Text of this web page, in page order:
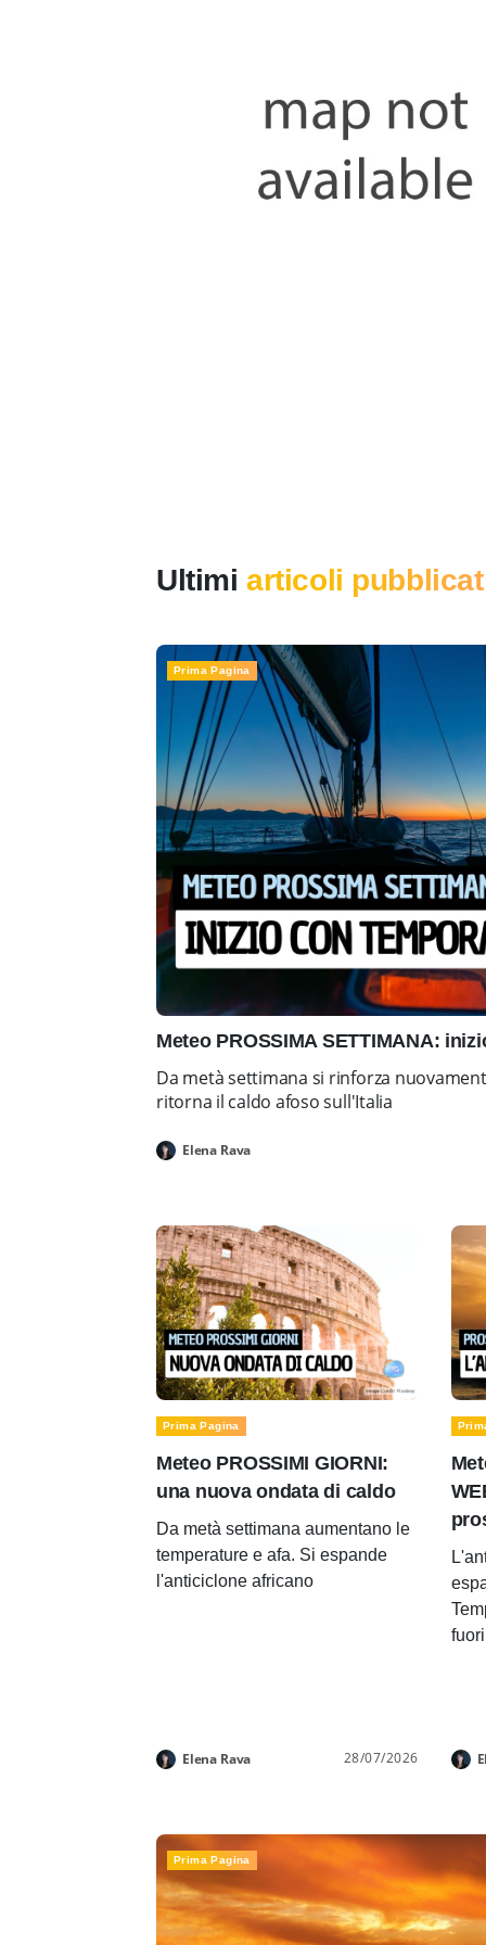
Ultimiarticoli
Prima Pagina
Meteo PROSSIMA SETTIMANA:
Da metà settimana si rinforza
ritorna il caldo afoso sull'Italia
Elena Rava
Prima Pagina
Meteo PROSSIMI GIORNI:
una nuova ondata di caldo
Da metà settimana aumentano le
temperature e afa. Si espande
l'anticiclone africano
Elena Rava 28/07/2026
Prima Pagina